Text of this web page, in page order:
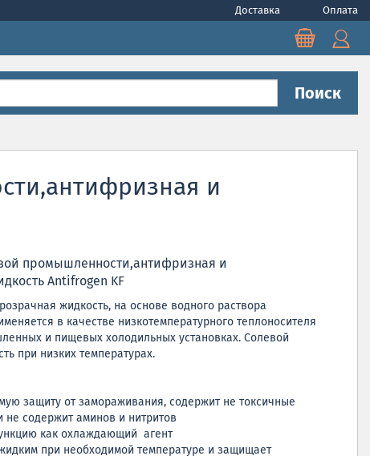
Доставка Оплата
Поиск
и
промышленности,антифризная и
Antifrogen KF
жидкость, на основе водного раствора
в качестве низкотемпературного теплоносителя
и пищевых холодильных установках. Солевой
при низких температурах.
защиту от замораживания, содержит не токсичные
не содержит аминов и нитритов
как охлаждающий агент
при необходимой температуре и защищает